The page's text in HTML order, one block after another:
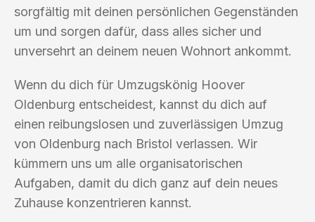
sorgfältig mit deinen persönlichen Gegenständen
um und sorgen dafür, dass alles sicher und
unversehrt an deinem neuen Wohnort ankommt.
Wenn du dich für Umzugskönig Hoover
Oldenburg entscheidest, kannst du dich auf
einen reibungslosen und zuverlässigen Umzug
von Oldenburg nach Bristol verlassen. Wir
kümmern uns um alle organisatorischen
Aufgaben, damit du dich ganz auf dein neues
Zuhause konzentrieren kannst.